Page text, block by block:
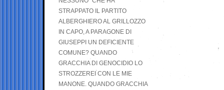
STRAPPATO IL PARTITO
ALBERGHIERO AL GRILLOZZO
IN CAPO, A PARAGONE DI
GIUSEPPI UN DEFICIENTE
COMUNE? QUANDO
GRACCHIA DI GENOCIDIO LO
STROZZEREI CON LE MIE
MANONE. QUANDO GRACCHIA